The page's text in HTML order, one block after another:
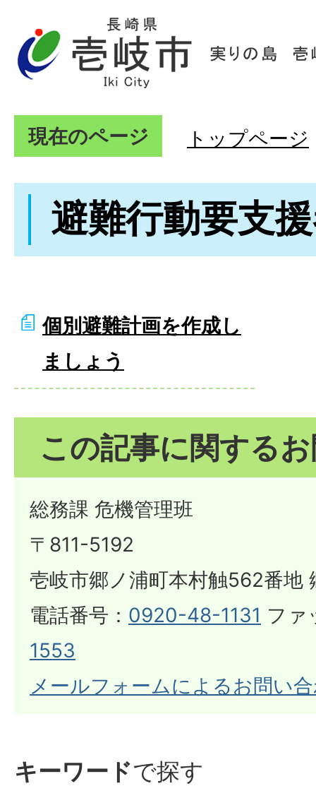
現在のページ トップページ
避難行動要支
個別避難計画を作成し
ましょう
この記事に関する
総務課 危機管理班
〒811-5192
壱岐市郷ノ浦町本村触562番地
電話番号： 0920-48-1131 ファ
1553
メールフォームによるお問い
キーワードで探す